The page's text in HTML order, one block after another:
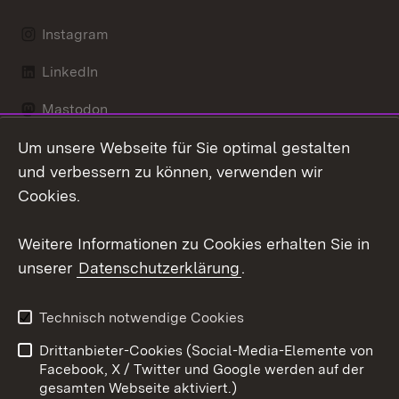
Instagram
LinkedIn
Mastodon
Messenger
Kontakt
Impressum
Cookies
Um unsere Webseite für Sie optimal gestalten
und verbessern zu können, verwenden wir
Cookies.
Weitere Informationen zu Cookies erhalten Sie in
unserer Datenschutzerklärung.
Technisch notwendige Cookies
Drittanbieter-Cookies (Social-Media-Elemente von
Facebook, X / Twitter und Google werden auf der
gesamten Webseite aktiviert.)